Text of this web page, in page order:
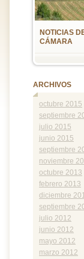
NOTICIAS
CÁMARA
ARCHIVOS
octubre 2015
septiembre
julio 2015
junio 2015
septiembre
noviembre
octubre 2013
febrero 2013
diciembre
septiembre
julio 2012
junio 2012
mayo 2012
marzo 2012